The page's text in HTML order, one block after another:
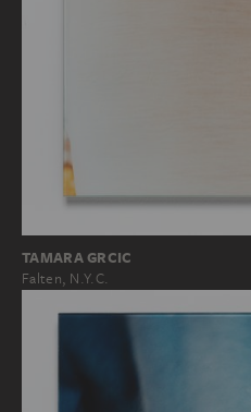
TAMARA GRCIC
Falten, N.Y.C.